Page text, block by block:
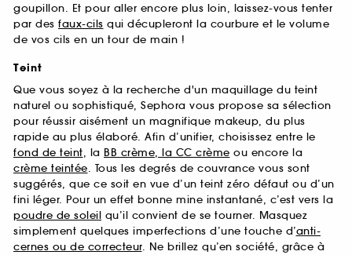
goupillon. Et pour aller encore plus loin, laissez-vous tenter
par des faux-cils qui décupleront la courbure et le volume
de vos cils en un tour de main !
Teint
Que vous soyez à la recherche d'un maquillage du teint
naturel ou sophistiqué, Sephora vous propose sa sélection
pour réussir aisément un magnifique makeup, du plus
rapide au plus élaboré. Afin d’unifier, choisissez entre le
fond de teint, la BB crème, la CC crème ou encore la
crème teintée. Tous les degrés de couvrance vous sont
suggérés, que ce soit en vue d’un teint zéro défaut ou d’un
fini léger. Pour un effet bonne mine instantané, c’est vers la
poudre de soleil qu’il convient de se tourner. Masquez
simplement quelques imperfections d’une touche d’anti-
cernes ou de correcteur. Ne brillez qu’en société, grâce à